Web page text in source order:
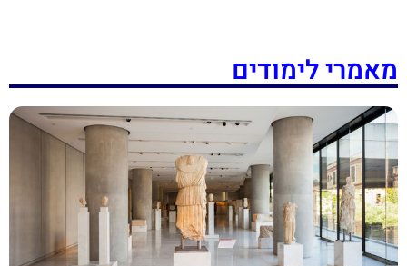
מאמרי לימודים